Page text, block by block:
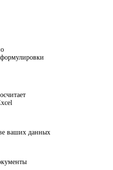
ваших данных